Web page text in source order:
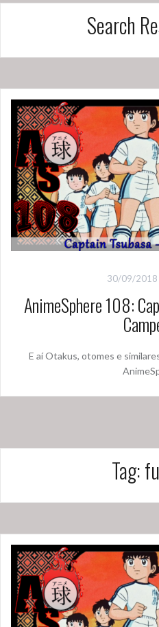
Search
30/09/2018
AnimeSphere 108:
E aí Otakus, otomes e
Tag: